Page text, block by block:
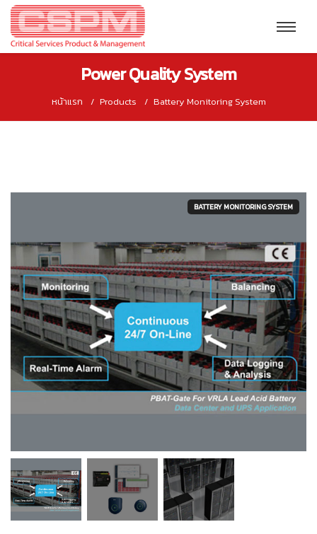
Power Quality System
หน้าแรก Products Battery Monitoring System
BATTERY MONITORING SYSTEM